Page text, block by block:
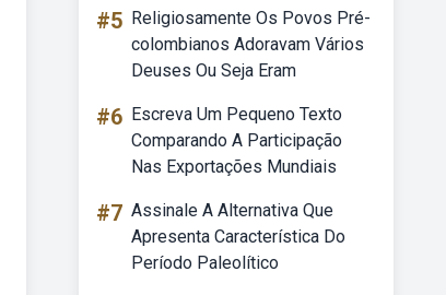
#5 Religiosamente Os Povos Pré-
colombianos Adoravam Vários
Deuses Ou Seja Eram
#6 Escreva Um Pequeno Texto
Comparando A Participação
Nas Exportações Mundiais
#7 Assinale A Alternativa Que
Apresenta Característica Do
Período Paleolítico